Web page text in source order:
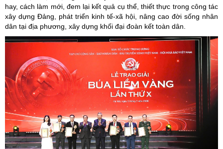
hay, cách làm mới, đem lại kết quả cụ thể, thiết thực trong công tác
xây dựng Đảng, phát triển kinh tế-xã hội, nâng cao đời sống nhân
dân tại địa phương, xây dựng khối đại đoàn kết toàn dân.